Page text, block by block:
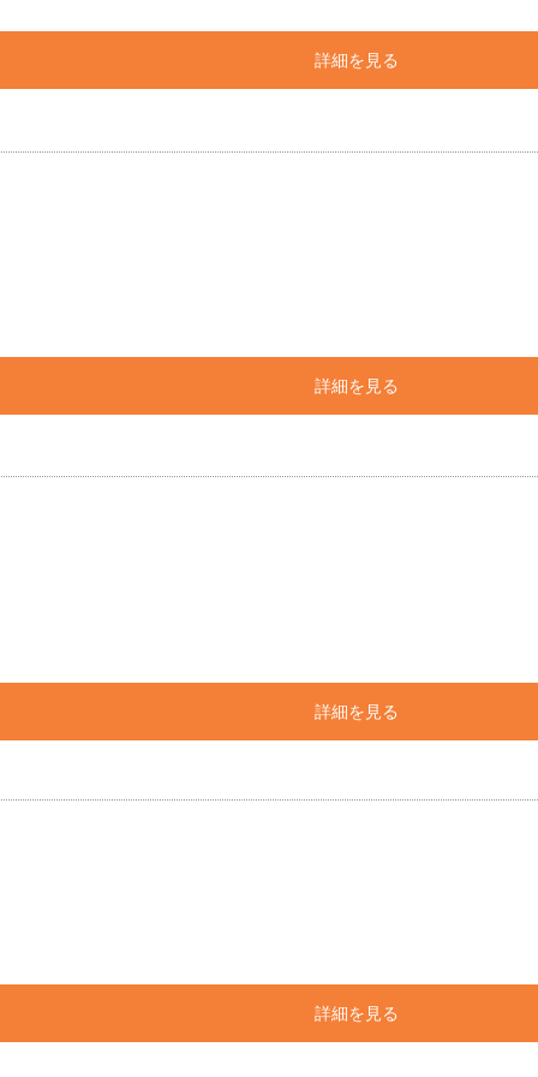
詳細を見る
詳細を見る
詳細を見る
詳細を見る